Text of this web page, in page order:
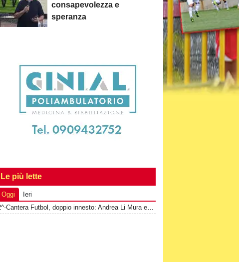
consapevolezza e
speranza
Le più lette
Oggi
Ieri
2^-Cantera Futbol, doppio innesto: Andrea Li Mura e Giuseppe Tomasello